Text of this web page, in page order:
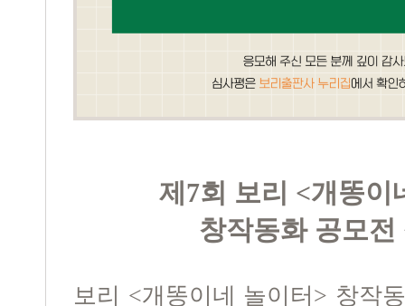
제7회 보리 <개똥이
창작동화 공모전
보리 <개똥이네 놀이터> 창작